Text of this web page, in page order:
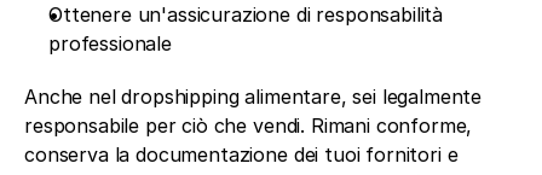
Ottenere un'assicurazione di responsabilità
professionale
Anche nel dropshipping alimentare, sei legalmente
responsabile per ciò che vendi. Rimani conforme,
conserva la documentazione dei tuoi fornitori e